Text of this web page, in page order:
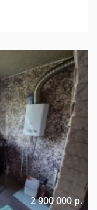
2 900 000 р.